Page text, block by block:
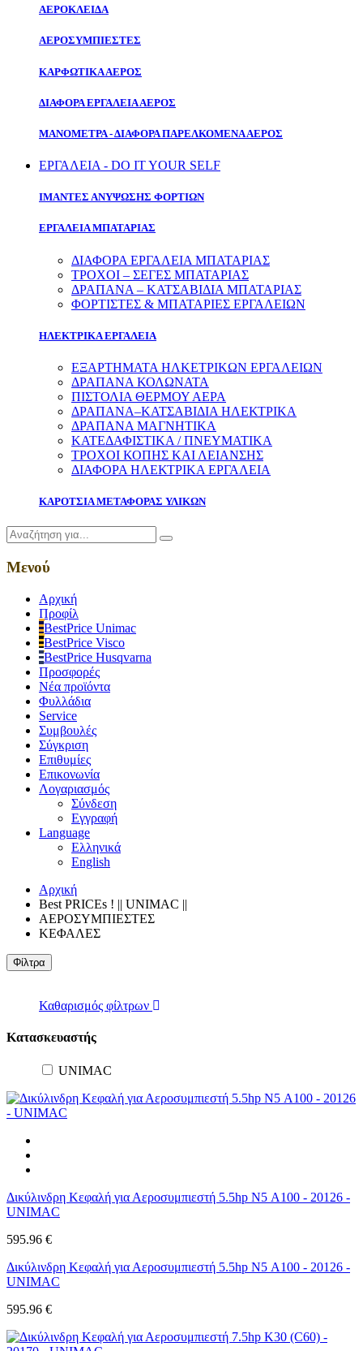
ΑΕΡΟΚΛΕΙΔΑ
ΑΕΡΟΣΥΜΠΙΕΣΤΕΣ
ΚΑΡΦΩΤΙΚΑ ΑΕΡΟΣ
ΔΙΑΦΟΡΑ ΕΡΓΑΛΕΙΑ ΑΕΡΟΣ
ΜΑΝΟΜΕΤΡΑ - ΔΙΑΦΟΡΑ ΠΑΡΕΛΚΟΜΕΝΑ ΑΕΡΟΣ
ΕΡΓΑΛΕΙΑ - DO IT YOUR SELF
ΙΜΑΝΤΕΣ ΑΝΥΨΩΣΗΣ ΦΟΡΤΙΩΝ
ΕΡΓΑΛΕΙΑ ΜΠΑΤΑΡΙΑΣ
ΔΙΑΦΟΡΑ ΕΡΓΑΛΕΙΑ ΜΠΑΤΑΡΙΑΣ
ΤΡΟΧΟΙ – ΣΕΓΕΣ ΜΠΑΤΑΡΙΑΣ
ΔΡΑΠΑΝΑ – ΚΑΤΣΑΒΙΔΙΑ ΜΠΑΤΑΡΙΑΣ
ΦΟΡΤΙΣΤΕΣ & ΜΠΑΤΑΡΙΕΣ ΕΡΓΑΛΕΙΩΝ
ΗΛΕΚΤΡΙΚΑ ΕΡΓΑΛΕΙΑ
ΕΞΑΡΤΗΜΑΤΑ ΗΛΚΕΤΡΙΚΩΝ ΕΡΓΑΛΕΙΩΝ
ΔΡΑΠΑΝΑ ΚΟΛΩΝΑΤΑ
ΠΙΣΤΟΛΙΑ ΘΕΡΜΟΥ ΑΕΡΑ
ΔΡΑΠΑΝΑ–ΚΑΤΣΑΒΙΔΙΑ ΗΛΕΚΤΡΙΚΑ
ΔΡΑΠΑΝΑ ΜΑΓΝΗΤΙΚΑ
ΚΑΤΕΔΑΦΙΣΤΙΚΑ / ΠΝΕΥΜΑΤΙΚΑ
ΤΡΟΧΟΙ ΚΟΠΗΣ ΚΑΙ ΛΕΙΑΝΣΗΣ
ΔΙΑΦΟΡΑ ΗΛΕΚΤΡΙΚΑ ΕΡΓΑΛΕΙΑ
ΚΑΡΟΤΣΙΑ ΜΕΤΑΦΟΡΑΣ ΥΛΙΚΩΝ
Μενού
Αρχική
Προφίλ
BestPrice Unimac
BestPrice Visco
BestPrice Husqvarna
Προσφορές
Νέα προϊόντα
Φυλλάδια
Service
Συμβουλές
Σύγκριση
Επιθυμίες
Επικονωνία
Λογαριασμός
Σύνδεση
Εγγραφή
Language
Ελληνικά
English
Αρχική
Best PRICEs ! || UNIMAC ||
ΑΕΡΟΣΥΜΠΙΕΣΤΕΣ
ΚΕΦΑΛΕΣ
Φίλτρα
Καθαρισμός φίλτρων
Κατασκευαστής
UNIMAC
Δικύλινδρη Κεφαλή για Αεροσυμπιεστή 5.5hp N5 Α100 - 20126 -
UNIMAC
595.96 €
Δικύλινδρη Κεφαλή για Αεροσυμπιεστή 5.5hp N5 Α100 - 20126 -
UNIMAC
595.96 €